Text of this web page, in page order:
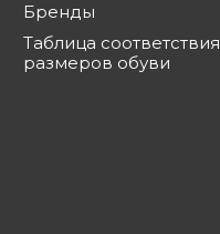
Бренды
Таблица соответствия
размеров обуви